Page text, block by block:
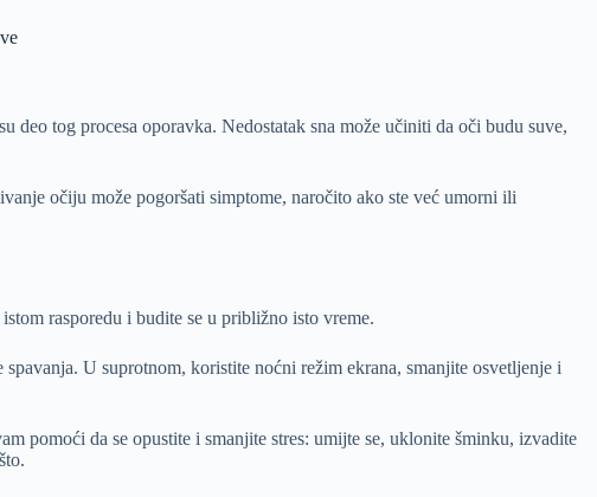
deo tog procesa oporavka. Nedostatak sna može učiniti da oči budu suve,
očiju može pogoršati simptome, naročito ako ste već umorni ili
rasporedu i budite se u približno isto vreme.
U suprotnom, koristite noćni režim ekrana, smanjite osvetljenje i
pomoći da se opustite i smanjite stres: umijte se, uklonite šminku, izvadite